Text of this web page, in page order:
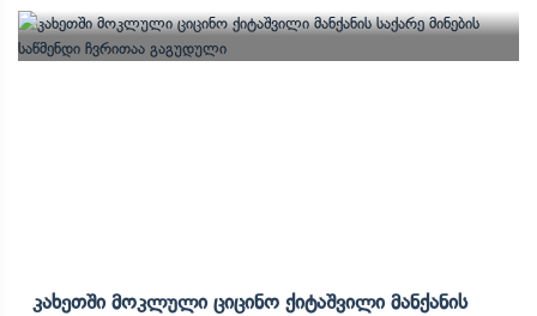
Კახეთში Მოკლული Ციცინო Ქიტაშვილი Მანქანის